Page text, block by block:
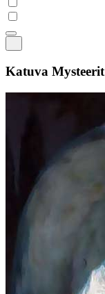
Katuva Mysteerit